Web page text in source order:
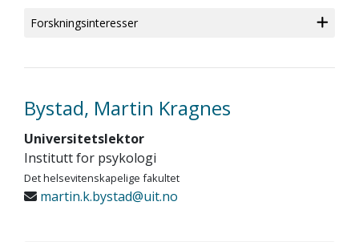
Forskningsinteresser
Bystad, Martin Kragnes
Universitetslektor
Institutt for psykologi
Det helsevitenskapelige fakultet
martin.k.bystad@uit.no